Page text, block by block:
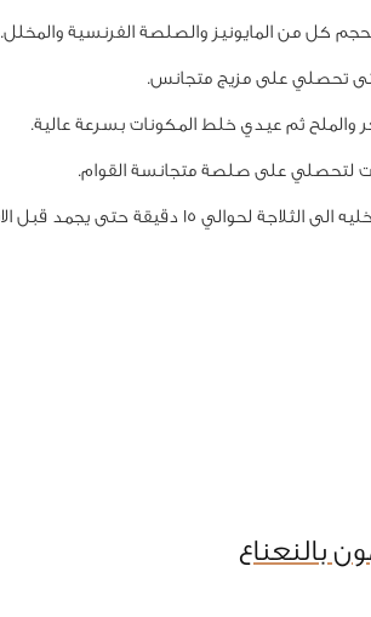
كل من المايونيز والصلصة الفرنسية والمخلل.
تحصلي على مزيج متجانس.
والملح ثم عيدي خلط المكونات بسرعة عالية.
لتحصلي على صلصة متجانسة القوام.
15 دقيقة حتى يجمد قبل الاستعمال.
بالنعناع